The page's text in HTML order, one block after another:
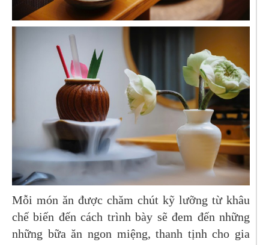
Mỗi món ăn được chăm chút kỹ lưỡng từ khâu
chế biến đến cách trình bày sẽ đem đến những
những bữa ăn ngon miệng, thanh tịnh cho gia